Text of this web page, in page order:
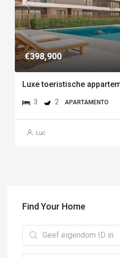
€398,900
3 2 APARTAMENTO
Luc
Find Your Home